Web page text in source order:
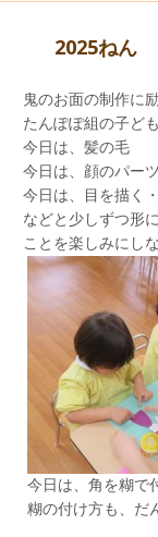
年中・年長児が遊
大きな音や声を出
本当の鬼が現れ、
たくさん動いて、
ご馳走が、こんな
並んで美味しそう
最近の温かさから
少し頭を出してい
まだ、ゆっくり
2025ねん
鬼のお面の制作に
たんぽぽ組の子ど
今日は、髪の毛
今日は、顔のパーツ
今日は、目を描く
などと少しずつ形
ことを楽しみにし
今日は、角を糊で
糊の付け方も、だ